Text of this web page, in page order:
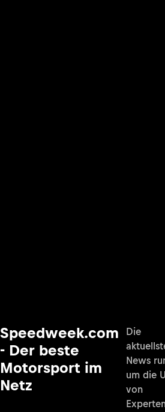
Speedweek.com
- Der beste
Motorsport im
Netz
Die
News
um die
von